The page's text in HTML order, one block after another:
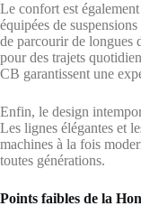
Le confort est
équipées de
de parcourir de longues
pour des trajets
CB garantissent une
Enfin, le design
Les lignes élégantes et
machines à la fois
toutes générations.
Points faibles de la